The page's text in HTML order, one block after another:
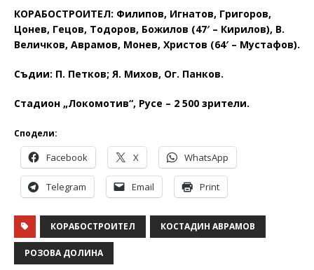
КОРАБОСТРОИТЕЛ: Филипов, Игнатов, Григоров,
Цонев, Гецов, Тодоров, Божилов (47′ – Кирилов), В.
Величков, Аврамов, Монев, Христов (64′ – Мустафов).
Съдии: П. Петков; Я. Михов, Ог. Панков.
Стадион „Локомотив“, Русе – 2 500 зрители.
Сподели:
Facebook X WhatsApp
Telegram Email Print
КОРАБОСТРОИТЕЛ КОСТАДИН АВРАМОВ
РОЗОВА ДОЛИНА